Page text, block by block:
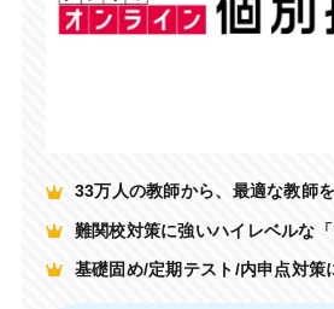
33万人の教師から、最適な教師
難関校対策に強いハイレベルな
基礎固め/定期テスト/内申点対策